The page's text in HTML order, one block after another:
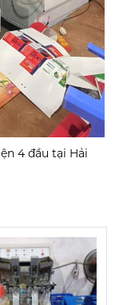
4 đầu tại Hải